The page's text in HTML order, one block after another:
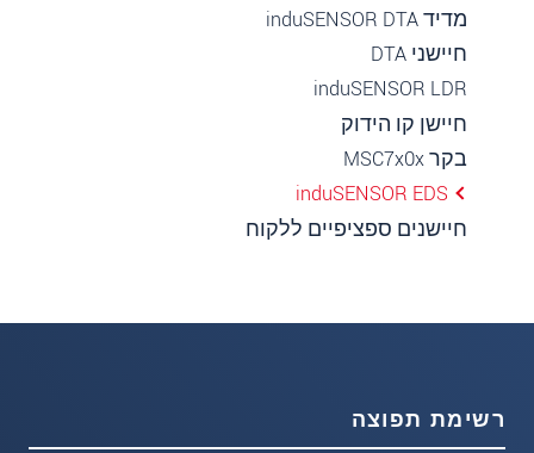
מדיד induSENSOR DTA
חיישני DTA
induSENSOR LDR
חיישן קו הידוק
בקר MSC7x0x
induSENSOR EDS
חיישנים ספציפיים ללקוח
רשימת תפוצה